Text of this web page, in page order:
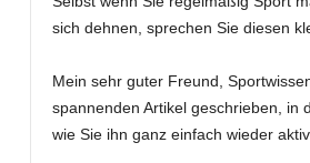
sich dehnen, sprechen Sie diesen
Mein sehr guter Freund,
spannenden Artikel geschrieben, in
wie Sie ihn ganz einfach wieder